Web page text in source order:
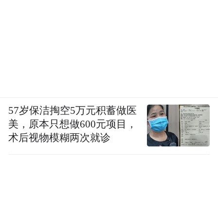
57岁保洁掏空5万元积蓄做医
美，原本只想做600元项目，
术后视物模糊两次就诊